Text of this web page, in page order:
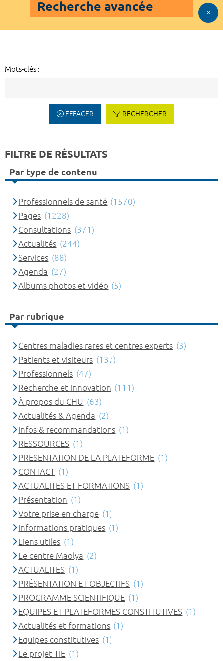
Recherche avancée
Mots-clés :
EFFACER RECHERCHER
FILTRE DE RÉSULTATS
Par type de contenu
Professionnels de santé (1570)
Pages (1228)
Consultations (371)
Actualités (244)
Services (88)
Agenda (27)
Albums photos et vidéo (5)
Par rubrique
Centres maladies rares et centres experts (3)
Patients et visiteurs (137)
Professionnels (47)
Recherche et innovation (111)
À propos du CHU (63)
Actualités & Agenda (2)
Infos & recommandations (1)
RESSOURCES (1)
PRESENTATION DE LA PLATEFORME (1)
CONTACT (1)
ACTUALITES ET FORMATIONS (1)
Présentation (1)
Votre prise en charge (1)
Informations pratiques (1)
Liens utiles (1)
Le centre Maolya (2)
ACTUALITES (1)
PRÉSENTATION ET OBJECTIFS (1)
PROGRAMME SCIENTIFIQUE (1)
EQUIPES ET PLATEFORMES CONSTITUTIVES (1)
Actualités et formations (1)
Equipes constitutives (1)
Le projet TIE (1)